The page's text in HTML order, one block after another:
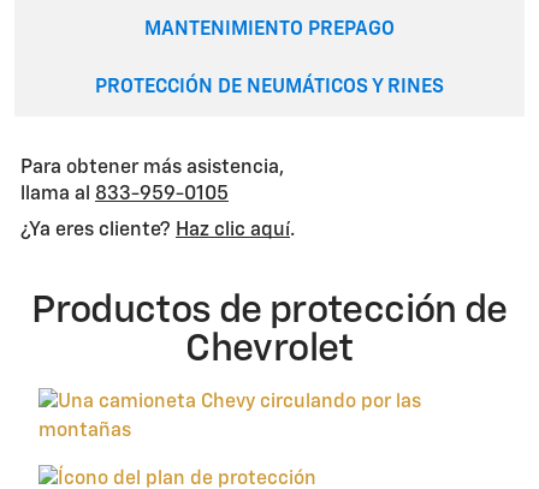
MANTENIMIENTO PREPAGO
PROTECCIÓN DE NEUMÁTICOS Y RINES
Para obtener más asistencia,
llama al 833-959-0105
¿Ya eres cliente? Haz clic aquí.
Productos de protección de
Chevrolet